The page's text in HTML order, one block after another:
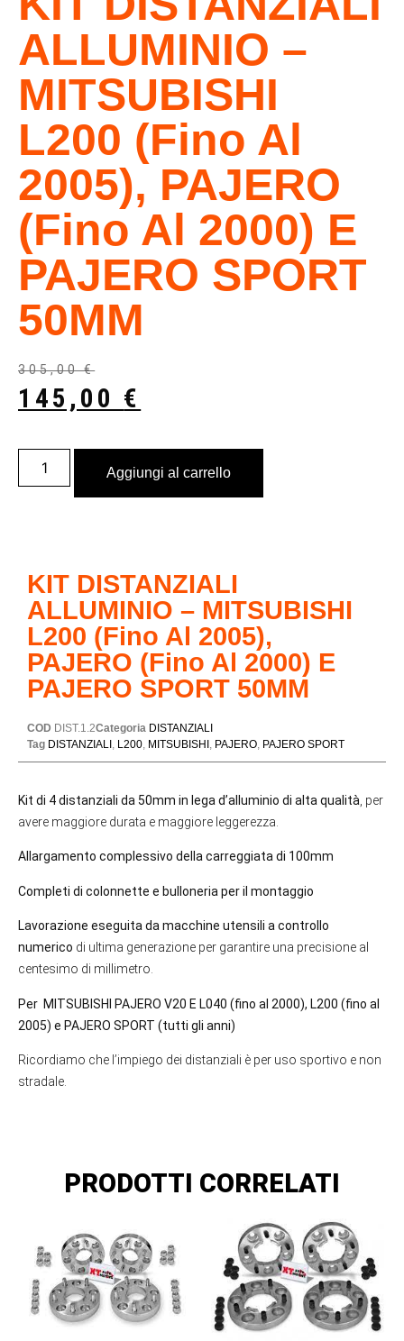
ALLUMINIO –
MITSUBISHI
L200 (fino Al
2005), PAJERO
(fino Al 2000) E
PAJERO SPORT
50MM
305,00€
145,00 €
Aggiungi al carrello
KIT DISTANZIALI
ALLUMINIO – MITSUBISHI
L200 (fino Al 2005),
PAJERO (fino Al 2000) E
PAJERO SPORT 50MM
COD DIST.1.2Categoria DISTANZIALI
Tag DISTANZIALI , L200, MITSUBISHI , PAJERO, PAJERO SPORT
Kit di 4 distanziali da 50mm in lega d’alluminio di alta qualità , per
avere maggiore durata e maggiore leggerezza.
Allargamento complessivo della carreggiata di 100mm
Completi di colonnette e bulloneria per il montaggio
Lavorazione eseguita da macchine utensili a controllo
numerico di ultima generazione per garantire una precisione al
centesimo di millimetro.
Per MITSUBISHI PAJERO V20 E L040 (fino al 2000), L200 (fino al
2005) e PAJERO SPORT (tutti gli anni)
Ricordiamo che l’impiego dei distanziali è per uso sportivo e non
stradale.
PRODOTTI CORRELATI